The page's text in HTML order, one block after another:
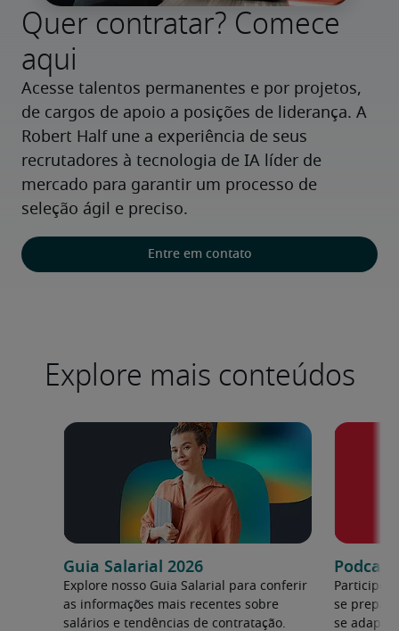
Quer contratar? Comece
aqui
Acesse talentos permanentes e por projetos,
de cargos de apoio a posições de liderança. A
Robert Half une a experiência de seus
recrutadores à tecnologia de IA líder de
mercado para garantir um processo de
seleção ágil e preciso.
Entre em contato
Explore mais conteúdos
Guia Salarial 2026
Explore nosso Guia Salarial para conferir
as informações mais recentes sobre
salários e tendências de contratação.
Participe
se
se